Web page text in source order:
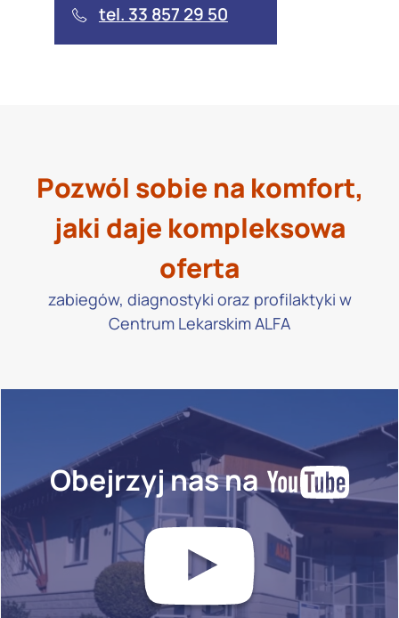
tel. 33 857 29 50
Pozwól sobie na komfort,
jaki daje kompleksowa
oferta
zabiegów, diagnostyki oraz profilaktyki w
Centrum Lekarskim ALFA
Obejrzyj nas na